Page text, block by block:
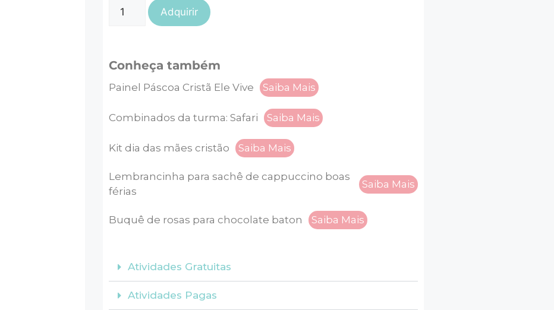
Adquirir
Conheça também
Painel Páscoa Cristã Ele Vive Saiba Mais
Combinados da turma: Safari Saiba Mais
Kit dia das mães cristão Saiba Mais
Lembrancinha para sachê de cappuccino boas
férias
Saiba Mais
Buquê de rosas para chocolate baton Saiba Mais
Atividades Gratuitas
Atividades Pagas